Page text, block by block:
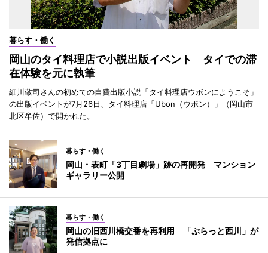
暮らす・働く
岡山のタイ料理店で小説出版イベント タイでの滞
在体験を元に執筆
細川敬司さんの初めての自費出版小説「タイ料理店ウボンにようこそ」
の出版イベントが7月26日、タイ料理店「Ubon（ウボン）」（岡山市
北区牟佐）で開かれた。
暮らす・働く
岡山・表町「3丁目劇場」跡の再開発 マンション
ギャラリー公開
暮らす・働く
岡山の旧西川橋交番を再利用 「ぷらっと西川」が
発信拠点に